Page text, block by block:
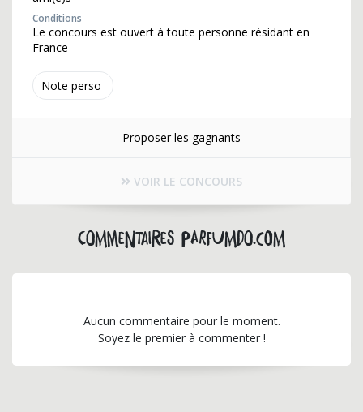
Note perso
Conditions
Le concours est ouvert à toute personne résidant en
France
Proposer les gagnants
VOIR LE CONCOURS
Commentaires parfumdo.com
Aucun commentaire pour le moment.
Soyez le premier à commenter !